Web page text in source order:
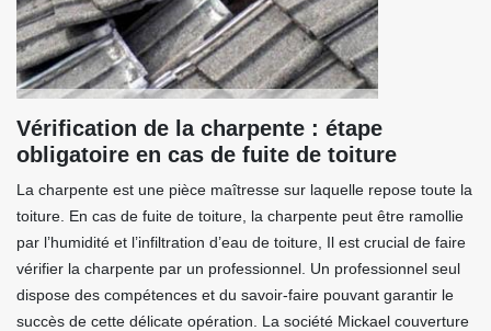
Vérification de la charpente : étape
obligatoire en cas de fuite de toiture
La charpente est une pièce maîtresse sur laquelle repose toute la
toiture. En cas de fuite de toiture, la charpente peut être ramollie
par l’humidité et l’infiltration d’eau de toiture, Il est crucial de faire
vérifier la charpente par un professionnel. Un professionnel seul
dispose des compétences et du savoir-faire pouvant garantir le
succès de cette délicate opération. La société Mickael couverture